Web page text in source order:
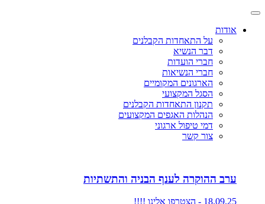
אודות
על התאחדות הקבלנים
דבר הנשיא
חברי הועדות
חברי הנשיאות
הארגונים המקומיים
הסגל המקצועי
תקנון התאחדות הקבלנים
הנהלות האגפים המקצועים
דמי טיפול ארגוני
צור קשר
ערב ההוקרה לענף הבניה והתשתיות
18.09.25 - הצטרפו אלינו !!!!